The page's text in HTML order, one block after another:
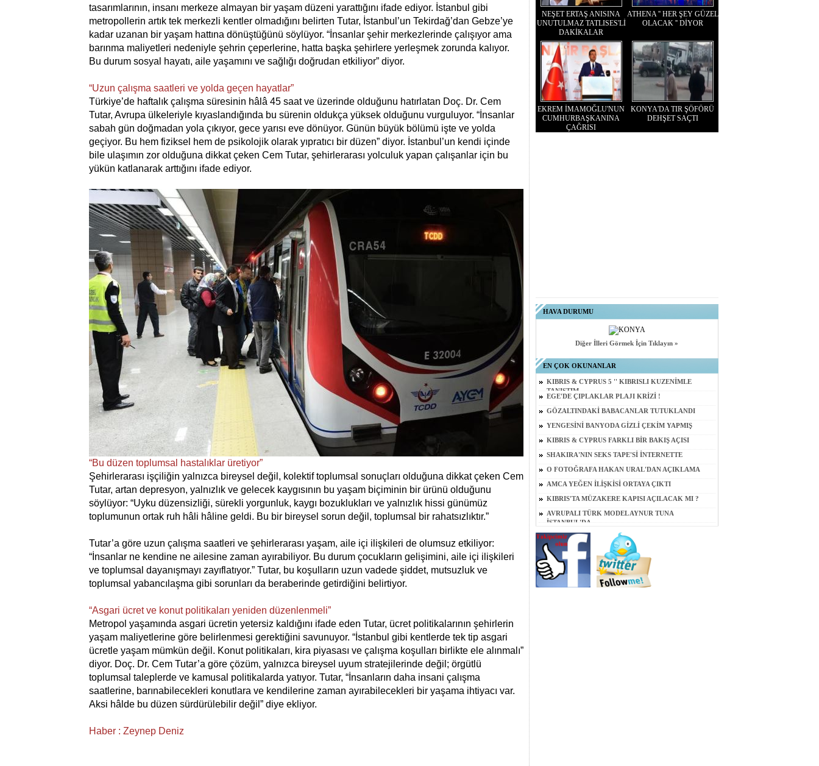
tasarımlarının, insanı merkeze almayan bir yaşam düzeni yarattığını ifade ediyor. İstanbul gibi
metropollerin artık tek merkezli kentler olmadığını belirten Tutar, İstanbul’un Tekirdağ’dan Gebze’ye
kadar uzanan bir yaşam hattına dönüştüğünü söylüyor. “İnsanlar şehir merkezlerinde çalışıyor ama
barınma maliyetleri nedeniyle şehrin çeperlerine, hatta başka şehirlere yerleşmek zorunda kalıyor.
Bu durum sosyal hayatı, aile yaşamını ve sağlığı doğrudan etkiliyor” diyor.
“Uzun çalışma saatleri ve yolda geçen hayatlar”
Türkiye’de haftalık çalışma süresinin hâlâ 45 saat ve üzerinde olduğunu hatırlatan Doç. Dr. Cem
Tutar, Avrupa ülkeleriyle kıyaslandığında bu sürenin oldukça yüksek olduğunu vurguluyor. “İnsanlar
sabah gün doğmadan yola çıkıyor, gece yarısı eve dönüyor. Günün büyük bölümü işte ve yolda
geçiyor. Bu hem fiziksel hem de psikolojik olarak yıpratıcı bir düzen” diyor. İstanbul’un kendi içinde
bile ulaşımın zor olduğuna dikkat çeken Cem Tutar, şehirlerarası yolculuk yapan çalışanlar için bu
yükün katlanarak arttığını ifade ediyor.
“Bu düzen toplumsal hastalıklar üretiyor”
Şehirlerarası işçiliğin yalnızca bireysel değil, kolektif toplumsal sonuçları olduğuna dikkat çeken Cem
Tutar, artan depresyon, yalnızlık ve gelecek kaygısının bu yaşam biçiminin bir ürünü olduğunu
söylüyor: “Uyku düzensizliği, sürekli yorgunluk, kaygı bozuklukları ve yalnızlık hissi günümüz
toplumunun ortak ruh hâli hâline geldi. Bu bir bireysel sorun değil, toplumsal bir rahatsızlıktır.”
Tutar’a göre uzun çalışma saatleri ve şehirlerarası yaşam, aile içi ilişkileri de olumsuz etkiliyor:
“İnsanlar ne kendine ne ailesine zaman ayırabiliyor. Bu durum çocukların gelişimini, aile içi ilişkileri
ve toplumsal dayanışmayı zayıflatıyor.” Tutar, bu koşulların uzun vadede şiddet, mutsuzluk ve
toplumsal yabancılaşma gibi sorunları da beraberinde getirdiğini belirtiyor.
“Asgari ücret ve konut politikaları yeniden düzenlenmeli”
Metropol yaşamında asgari ücretin yetersiz kaldığını ifade eden Tutar, ücret politikalarının şehirlerin
yaşam maliyetlerine göre belirlenmesi gerektiğini savunuyor. “İstanbul gibi kentlerde tek tip asgari
ücretle yaşam mümkün değil. Konut politikaları, kira piyasası ve çalışma koşulları birlikte ele alınmalı”
diyor. Doç. Dr. Cem Tutar’a göre çözüm, yalnızca bireysel uyum stratejilerinde değil; örgütlü
toplumsal taleplerde ve kamusal politikalarda yatıyor. Tutar, “İnsanların daha insani çalışma
saatlerine, barınabilecekleri konutlara ve kendilerine zaman ayırabilecekleri bir yaşama ihtiyacı var.
Aksi hâlde bu düzen sürdürülebilir değil” diye ekliyor.
Haber : Zeynep Deniz
NEŞET ERTAŞ ANISINA
UNUTULMAZ TATLISES'Lİ
DAKİKALAR
ATHENA '' HER ŞEY GÜZEL
OLACAK '' DİYOR
EKREM İMAMOĞLU'NUN
CUMHURBAŞKANINA
ÇAĞRISI
KONYA'DA TIR ŞÖFÖRÜ
DEHŞET SAÇTI
HAVA DURUMU
Diğer İlleri Görmek İçin Tıklayın »
EN ÇOK OKUNANLAR
KIBRIS & CYPRUS 5 '' KIBRISLI KUZENİMLE
TANIŞTIM
EGE'DE ÇIPLAKLAR PLAJI KRİZİ !
GÖZALTINDAKİ BABACANLAR TUTUKLANDI
YENGESİNİ BANYODA GİZLİ ÇEKİM YAPMIŞ
KIBRIS & CYPRUS FARKLI BİR BAKIŞ AÇISI
SHAKIRA'NIN SEKS TAPE'Sİ İNTERNETTE
O FOTOĞRAFA HAKAN URAL'DAN AÇIKLAMA
AMCA YEĞEN İLİŞKİSİ ORTAYA ÇIKTI
KIBRIS'TA MÜZAKERE KAPISI AÇILACAK MI ?
AVRUPALI TÜRK MODEL AYNUR TUNA
İSTANBUL'DA